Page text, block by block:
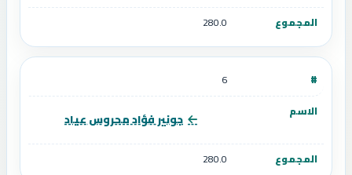
280.0
6
جونير فؤاد محروس عياد
280.0